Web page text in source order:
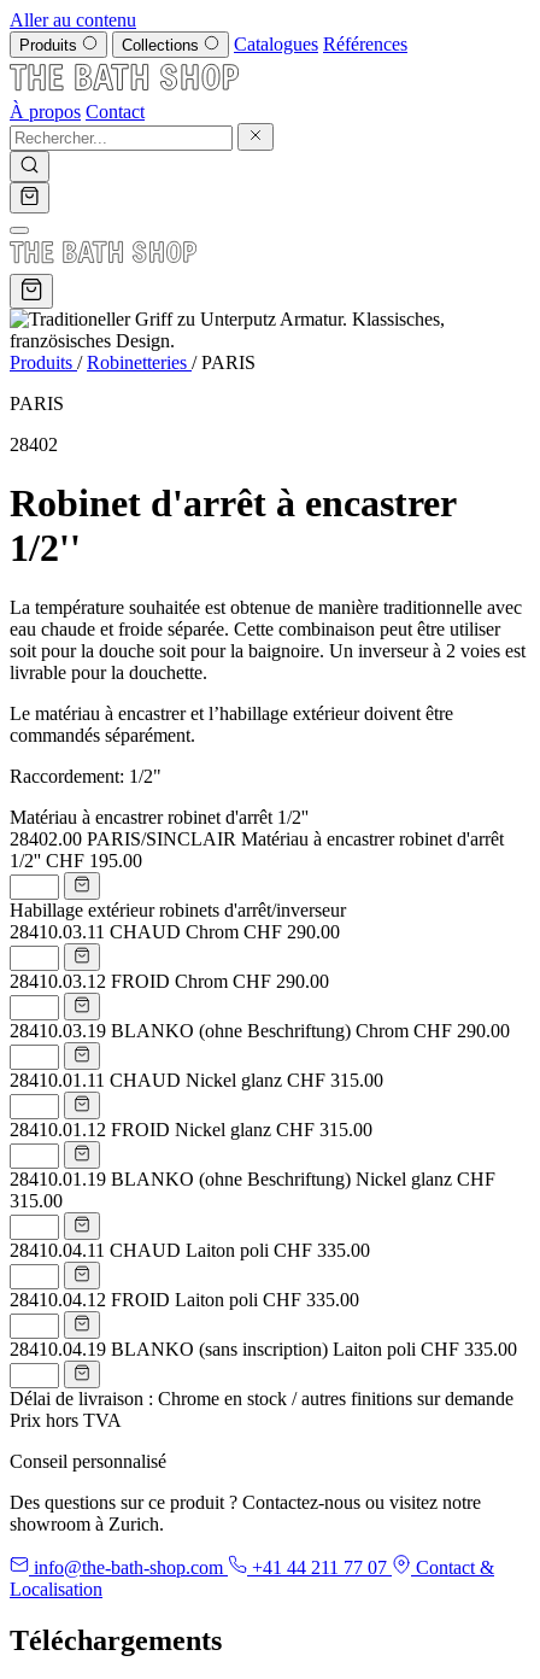
Aller au contenu
Produits Collections Catalogues Références
À propos Contact
Produits / Robinetteries / PARIS
PARIS
28402
Robinet d'arrêt à encastrer
1/2''
La température souhaitée est obtenue de manière tra­ditionnelle avec
eau chaude et froide séparée. Cette combinaison peut être utiliser
soit pour la douche soit pour la baignoire. Un inverseur à 2 voies est
livrable pour la douchette.
Le matériau à encastrer et l’habillage extérieur doivent être
commandés séparément.
Raccordement: 1/2"
Matériau à encastrer robinet d'arrêt 1/2''
28402.00 PARIS/SINCLAIR Matériau à encastrer robinet d'arrêt
1/2'' CHF 195.00
Habillage extérieur robinets d'arrêt/inverseur
28410.03.11 CHAUD Chrom CHF 290.00
28410.03.12 FROID Chrom CHF 290.00
28410.03.19 BLANKO (ohne Beschriftung) Chrom CHF 290.00
28410.01.11 CHAUD Nickel glanz CHF 315.00
28410.01.12 FROID Nickel glanz CHF 315.00
28410.01.19 BLANKO (ohne Beschriftung) Nickel glanz CHF
315.00
28410.04.11 CHAUD Laiton poli CHF 335.00
28410.04.12 FROID Laiton poli CHF 335.00
28410.04.19 BLANKO (sans inscription) Laiton poli CHF 335.00
Délai de livraison : Chrome en stock / autres finitions sur demande
Prix hors TVA
Conseil personnalisé
Des questions sur ce produit ? Contactez-nous ou visitez notre
showroom à Zurich.
info@the-bath-shop.com +41 44 211 77 07
Contact &
Localisation
Téléchargements